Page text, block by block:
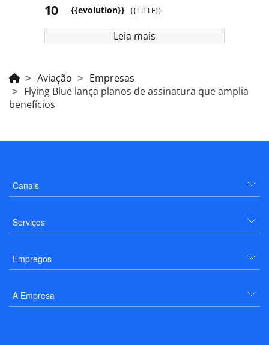
{{evolution}} {{TITLE}}
Leia mais
Aviação
Empresas
Flying Blue lança planos de assinatura que amplia
benefícios
Canais
Serviços
Empregos
A Empresa